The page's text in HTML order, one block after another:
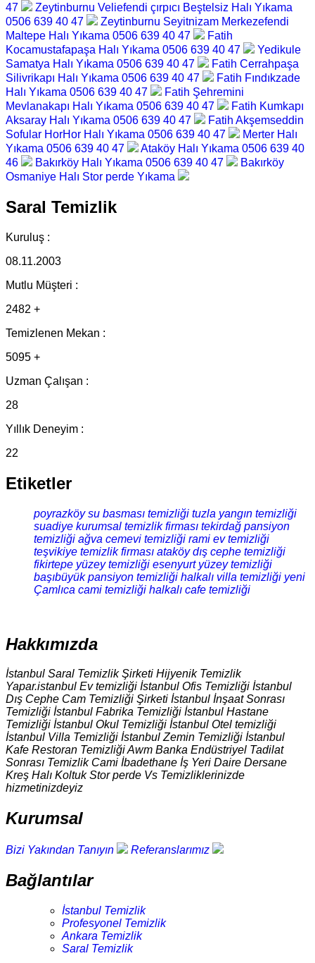
47
Zeytinburnu Veliefendi çırpıcı Beştelsiz Halı Yıkama
0506 639 40 47
Zeytinburnu Seyitnizam Merkezefendi
Maltepe Halı Yıkama 0506 639 40 47
Fatih
Kocamustafapaşa Halı Yıkama 0506 639 40 47
Yedikule
Samatya Halı Yıkama 0506 639 40 47
Fatih Cerrahpaşa
Silivrikapı Halı Yıkama 0506 639 40 47
Fatih Fındıkzade
Halı Yıkama 0506 639 40 47
Fatih Şehremini
Mevlanakapı Halı Yıkama 0506 639 40 47
Fatih Kumkapı
Aksaray Halı Yıkama 0506 639 40 47
Fatih Akşemseddin
Sofular HorHor Halı Yıkama 0506 639 40 47
Merter Halı
Yıkama 0506 639 40 47
Ataköy Halı Yıkama 0506 639 40
46
Bakırköy Halı Yıkama 0506 639 40 47
Bakırköy
Osmaniye Halı Stor perde Yıkama
Saral Temizlik
Kuruluş :
08.11.2003
Mutlu Müşteri :
2482 +
Temizlenen Mekan :
5095 +
Uzman Çalışan :
28
Yıllık Deneyim :
22
Etiketler
poyrazköy su basması temizliği tuzla yangın temizliği
suadiye kurumsal temizlik firması tekirdağ pansiyon
temizliği ağva cemevi temizliği rami ev temizliği
teşvikiye temizlik firması ataköy dış cephe temizliği
fikirtepe yüzey temizliği esenyurt yüzey temizliği
başıbüyük pansiyon temizliği halkalı villa temizliği yeni
Çamlıca cami temizliği halkalı cafe temizliği
Hakkımızda
İstanbul Saral Temizlik Şirketi Hijyenik Temizlik
Yapar.istanbul Ev temizliği İstanbul Ofis Temizliği İstanbul
Dış Cephe Cam Temizliği Şirketi İstanbul İnşaat Sonrası
Temizliği İstanbul Fabrika Temizliği İstanbul Hastane
Temizliği İstanbul Okul Temizliği İstanbul Otel temizliği
İstanbul Villa Temizliği İstanbul Zemin Temizliği İstanbul
Kafe Restoran Temizliği Awm Banka Endüstriyel Tadilat
Sonrası Temizlik Cami İbadethane İş Yeri Daire Dersane
Kreş Halı Koltuk Stor perde Vs Temizliklerinizde
hizmetinizdeyiz
Kurumsal
Bizi Yakından Tanıyın Referanslarımız
Bağlantılar
İstanbul Temizlik
Profesyonel Temizlik
Ankara Temizlik
Saral Temizlik